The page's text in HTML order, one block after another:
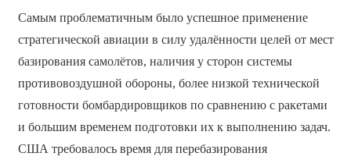
Самым проблематичным было успешное применение
стратегической авиации в силу удалённости целей от мест
базирования самолётов, наличия у сторон системы
противовоздушной обороны, более низкой технической
готовности бомбардировщиков по сравнению с ракетами
и большим временем подготовки их к выполнению задач.
США требовалось время для перебазирования